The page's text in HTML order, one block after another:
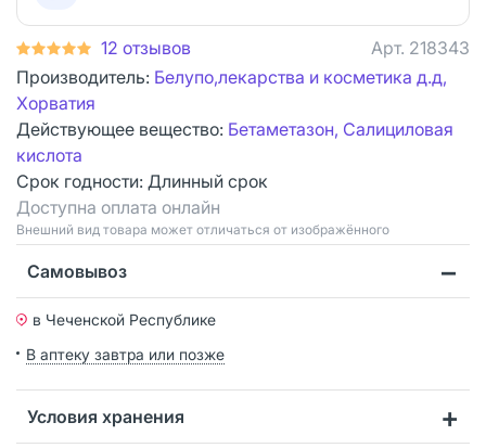
12 отзывов Арт. 218343
Производитель: Белупо,лекарства и косметика д.д,
Хорватия
Действующее вещество: Бетаметазон, Салициловая
кислота
Срок годности: Длинный срок
Доступна оплата онлайн
Bнешний вид товара может отличаться от изображённого
Самовывоз
в Чеченской Республике
В аптеку завтра или позже
Условия хранения